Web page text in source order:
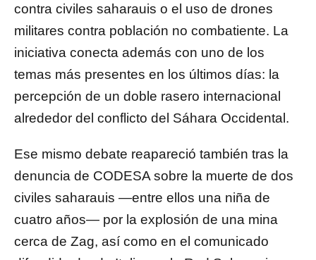
contra civiles saharauis o el uso de drones
militares contra población no combatiente. La
iniciativa conecta además con uno de los
temas más presentes en los últimos días: la
percepción de un doble rasero internacional
alrededor del conflicto del Sáhara Occidental.
Ese mismo debate reapareció también tras la
denuncia de CODESAsobre la muerte de dos
civiles saharauis —entre ellos una niña de
cuatro años— por la explosión de una mina
cerca de Zag, así como en el comunicado